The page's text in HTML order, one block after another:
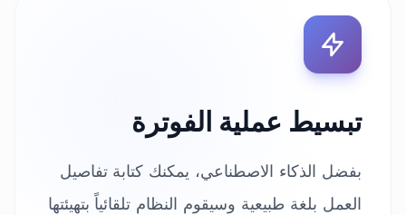
تبسيط عملية الفوترة
بفضل الذكاء الاصطناعي، يمكنك كتابة تفاصيل
العمل بلغة طبيعية وسيقوم النظام تلقائياً بتهيئتها